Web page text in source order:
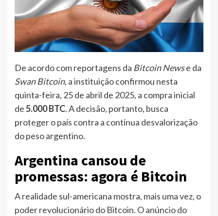
De acordo com reportagens da Bitcoin Newse da
Swan Bitcoin, a instituição confirmou nesta
quinta-feira, 25 de abril de 2025, a compra inicial
de5.000 BTC. A decisão, portanto, busca
proteger o país contra a contínua desvalorização
do peso argentino.
Argentina cansou de
promessas: agora é Bitcoin
A realidade sul-americana mostra, mais uma vez, o
poder revolucionário do Bitcoin. O anúncio do